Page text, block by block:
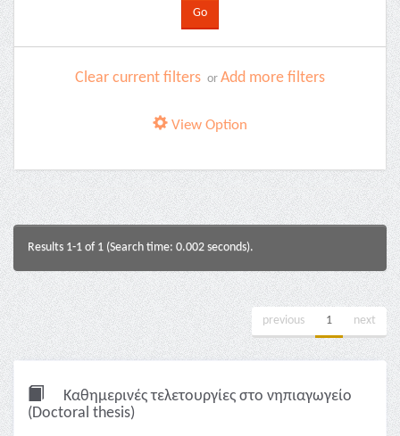
Clear current filters or Add more filters
View Option
Results 1-1 of 1 (Search time: 0.002 seconds).
previous 1 next
Καθημερινές τελετουργίες στο νηπιαγωγείο
(Doctoral thesis)